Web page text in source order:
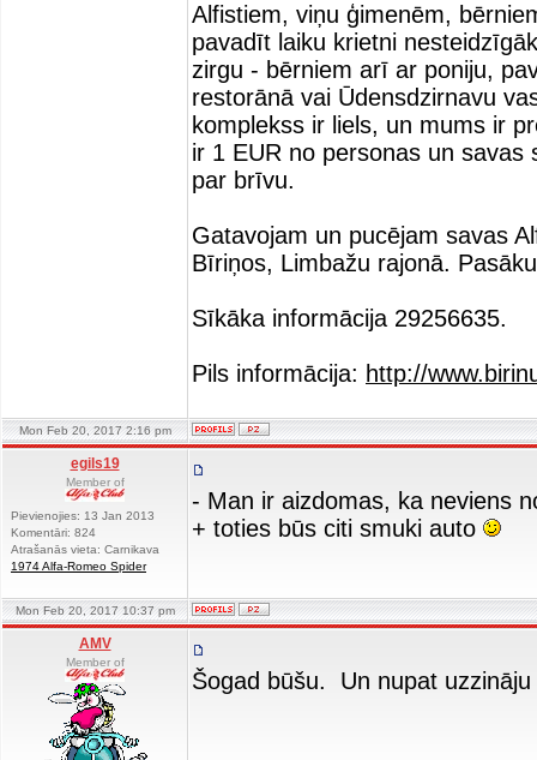
Alfistiem, viņu ģimenēm,
pavadīt laiku krietni
zirgu - bērniem arī ar poniju,
restorānā vai Ūdensdzirnavu
komplekss ir liels, un mums ir
ir 1 EUR no personas un
par brīvu.
Gatavojam un pucējam savas
Bīriņos, Limbažu rajonā.
Sīkāka informācija 29256635.
Pils informācija: http://
Mon Feb 20, 2017 2:16 pm
egils19
Member of
Pievienojies: 13 Jan 2013
Komentāri: 824
Atrašanās vieta: Carnikava
1974 Alfa-Romeo Spider
- Man ir aizdomas, ka neviens
+ toties būs citi smuki auto
Mon Feb 20, 2017 10:37 pm
AMV
Member of
Šogad būšu. Un nupat